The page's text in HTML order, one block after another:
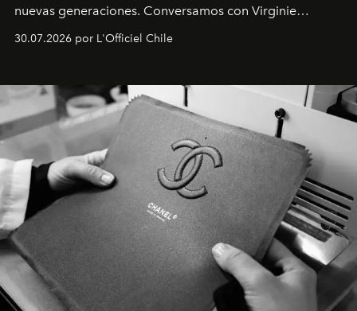
nuevas generaciones. Conversamos con Virginie
Latinoamérica, sobre identidad, cultura y el valor
30.07.2026 por L'Officiel Chile